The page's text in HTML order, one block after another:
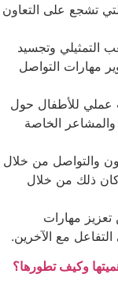
تشجع على التعاون
التمثيلي وتجسيد
مهارات التواصل
عملي للأطفال حول
والمشاعر الخاصة
والتواصل من خلال
كان ذلك من خلال
تعزيز مهارات
مع الآخرين.
وكيف تطورها؟